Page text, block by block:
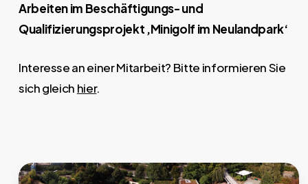
Arbeiten im Beschäftigungs- und
Qualifizierungsprojekt ‚Minigolf im Neulandpark‘
Interesse an einer Mitarbeit? Bitte informieren Sie
sich gleich hier.